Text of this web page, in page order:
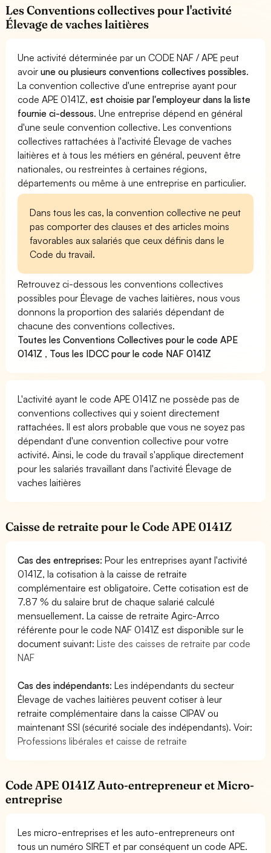
Les Conventions collectives pour l'activité
Élevage de vaches laitières
Une activité déterminée par un CODE NAF / APE peut
avoirune ou plusieurs conventions collectives possibles.
La convention collective d'une entreprise ayant pour
code APE 0141Z,est choisie par l'employeur dans la liste
fournie ci-dessous. Une entreprise dépend en général
d'une seule convention collective. Les conventions
collectives rattachées à l'activité Élevage de vaches
laitières et à tous les métiers en général, peuvent être
nationales, ou restreintes à certaines régions,
départements ou même à une entreprise en particulier.
Dans tous les cas, la convention collective ne peut
pas comporter des clauses et des articles moins
favorables aux salariés que ceux définis dans le
Code du travail.
Retrouvez ci-dessous les conventions collectives
possibles pour Élevage de vaches laitières, nous vous
donnons la proportion des salariés dépendant de
chacune des conventions collectives.
Toutes les Conventions Collectives pour le code APE
0141Z , Tous les IDCC pour le code NAF 0141Z
L'activité ayant le code APE 0141Z ne possède pas de
conventions collectives qui y soient directement
rattachées. Il est alors probable que vous ne soyez pas
dépendant d'une convention collective pour votre
activité. Ainsi, le code du travail s'applique directement
pour les salariés travaillant dans l'activité Élevage de
vaches laitières
Caisse de retraite pour le Code APE 0141Z
Cas des entreprises: Pour les entreprises ayant l'activité
0141Z, la cotisation à la caisse de retraite
complémentaire est obligatoire. Cette cotisation est de
7.87 % du salaire brut de chaque salarié calculé
mensuellement. La caisse de retraite Agirc-Arrco
référente pour le code NAF 0141Z est disponible sur le
document suivant:Liste des caisses de retraite par code
NAF
Cas des indépendants: Les indépendants du secteur
Élevage de vaches laitières peuvent cotiser à leur
retraite complémentaire dans la caisse CIPAV ou
maintenant SSI (sécurité sociale des indépendants). Voir:
Professions libérales et caisse de retraite
Code APE 0141Z Auto-entrepreneur et Micro-
entreprise
Les micro-entreprises et les auto-entrepreneurs ont
tous un numéro SIRET et par conséquent un code APE.